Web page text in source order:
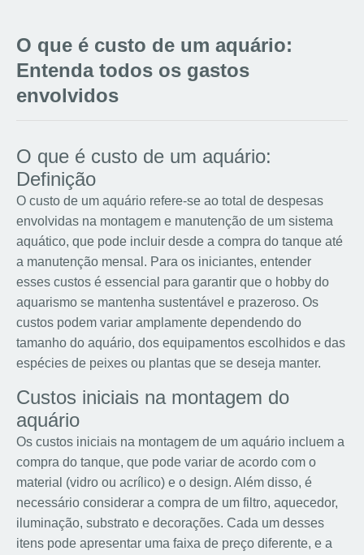
O que é custo de um aquário:
Entenda todos os gastos
envolvidos
O que é custo de um aquário:
Definição
O custo de um aquário refere-se ao total de despesas
envolvidas na montagem e manutenção de um sistema
aquático, que pode incluir desde a compra do tanque até
a manutenção mensal. Para os iniciantes, entender
esses custos é essencial para garantir que o hobby do
aquarismo se mantenha sustentável e prazeroso. Os
custos podem variar amplamente dependendo do
tamanho do aquário, dos equipamentos escolhidos e das
espécies de peixes ou plantas que se deseja manter.
Custos iniciais na montagem do
aquário
Os custos iniciais na montagem de um aquário incluem a
compra do tanque, que pode variar de acordo com o
material (vidro ou acrílico) e o design. Além disso, é
necessário considerar a compra de um filtro, aquecedor,
iluminação, substrato e decorações. Cada um desses
itens pode apresentar uma faixa de preço diferente, e a